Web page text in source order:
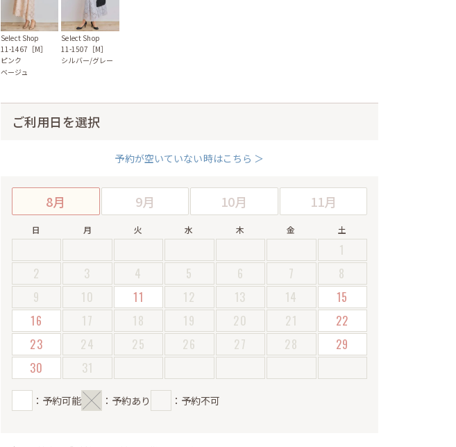
Select Shop
11-1467［M］
ピンク
ベージュ
Select Shop
11-1507［M］
シルバー/グレー
ご利用日を選択
予約が空いていない時はこちら ＞
8月 9月 10月 11月
日 月 火 水 木 金 土
1
2
3 4 5 6 7
8
9
10 11 12 13 14
15
16
17 18 19 20 21
22
23
24 25 26 27 28
29
30
31
：予約可能 ：予約あり ：予約不可